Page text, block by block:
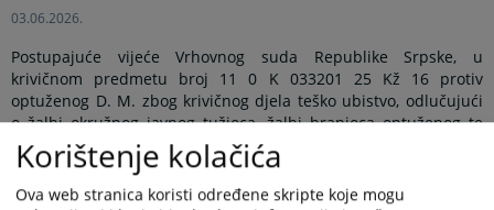
03.06.2026.
Postupajuće vijeće Vrhovnog suda Republike Srpske, u
krivičnom predmetu broj 11 0 K 033201 25 Kž 16 protiv
optuženog D. M. zbog krivičnog djela teško ubistvo, odlučujući
o žalbi okružnog javnog tužioca, žalbi branioca optuženog te
žalbi optuženog, donijelo je dana 21.5.2026. godine presudu
kojom je odbijena žalba okružnog javnog tužioca u Banjaluci,
dok je djelimičnim uvažavanjem žalbi optuženog i njegovog
Korištenje kolačića
Ova web stranica koristi određene skripte koje mogu